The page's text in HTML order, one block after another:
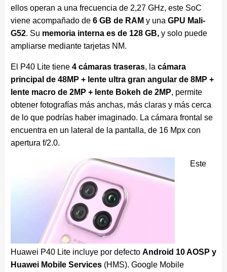
ellos operan a una frecuencia de 2,27 GHz, este SoC
viene acompañado de 6 GB de RAM y una GPU Mali-
G52. Su memoria interna es de 128 GB,y solo puede
ampliarse mediante tarjetas NM.
El P40 Lite tiene 4 cámaras traseras, la cámara
principal de 48MP + lente ultra gran angular de 8MP +
lente macro de 2MP + lente Bokeh de 2MP, permite
obtener fotografías más anchas, más claras y más cerca
de lo que podrías haber imaginado. La cámara frontal se
encuentra en un lateral de la pantalla, de 16 Mpx con
apertura f/2.0.
Este
Huawei P40 Lite incluye por defecto Android 10 AOSP y
Huawei Mobile Services(HMS). Google Mobile